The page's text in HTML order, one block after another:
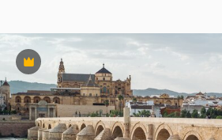
Premium